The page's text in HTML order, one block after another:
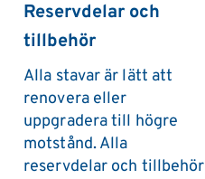
Reservdelar och
tillbehör
Alla stavar är lätt att
renovera eller
uppgradera till högre
motstånd. Alla
reservdelar och tillbehör